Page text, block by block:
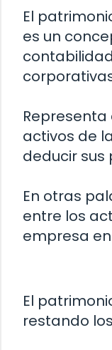
El
es un
activos de
deducir sus
En otras
entre los
empresa
El
restando